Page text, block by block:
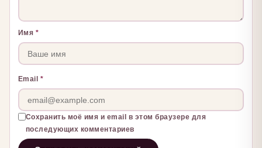
Имя *
Email *
Сохранить моё имя и email в этом браузере для
последующих комментариев